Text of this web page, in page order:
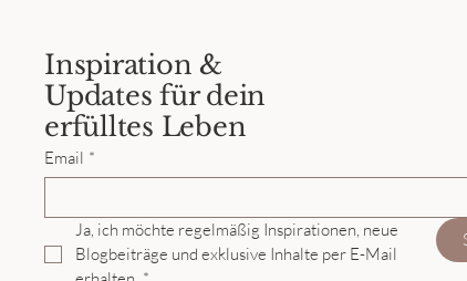
Inspiration &
Updates für dein
erfülltes Leben
Email *
Ja, ich möchte regelmäßig Inspirationen, neue
Blogbeiträge und exklusive Inhalte per E-Mail